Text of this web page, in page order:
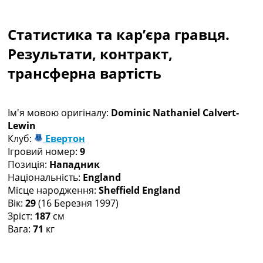
Чемпіонат Світу
Україна. Прем’єр-Ліга
Україна. Перша Ліга
Ліга Чемпіонів
Ще Турніри >>>
Таблиці
Чемпіонат Світу. Турнирні таблиці
Таблиця УПЛ
Перша Ліга
Таблиця АПЛ
Таблиця Ла Ліги
Таблиця Ліги Чемпіонів
Всі таблиці >>>
Рейтинги
Статистика та кар’єра гравця.
Результати, контракт,
трансферна вартість
Ім'я мовою оригіналу: Dominic Nathaniel Calvert-
Lewin
Клуб:
Евертон
Ігровий номер: 9
Позиція: Нападник
Національність: England
Місце народження: Sheffield England
Вік: 29(16 Березня 1997)
Зріст: 187 см
Вага: 71 кг